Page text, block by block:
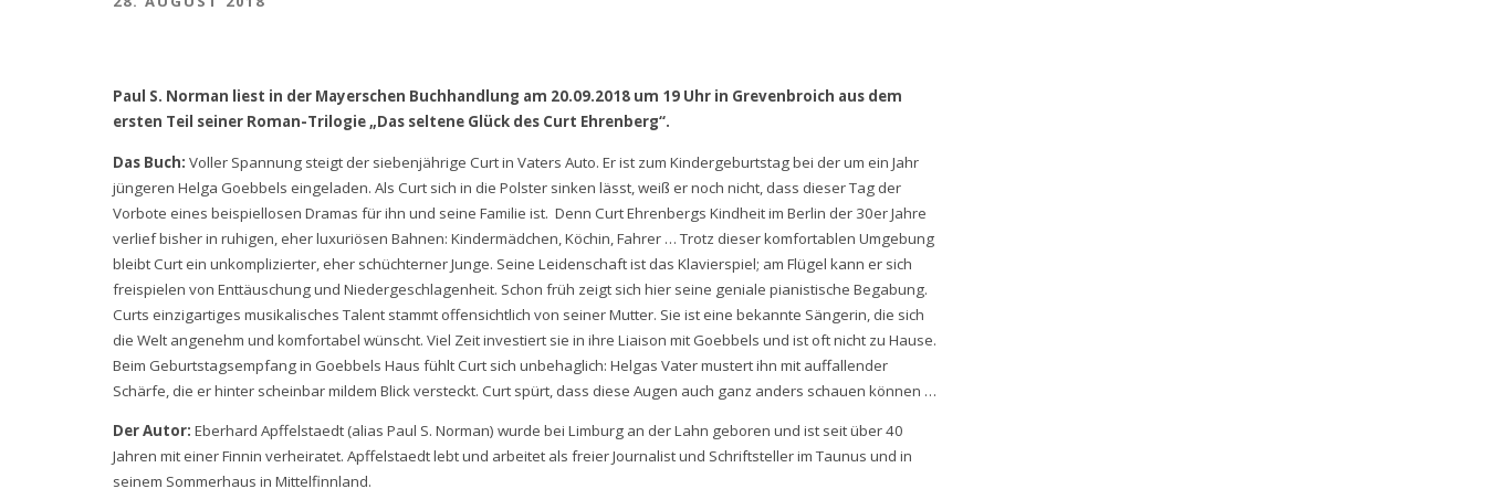
Paul S. Norman liest in der Mayerschen Buchhandlung am 20.09.2018 um 19 Uhr in Grevenbroich aus dem
ersten Teil seiner Roman-Trilogie „Das seltene Glück des Curt Ehrenberg“.
Das Buch: Voller Spannung steigt der siebenjährige Curt in Vaters Auto. Er ist zum Kindergeburtstag bei der um ein Jahr
jüngeren Helga Goebbels eingeladen. Als Curt sich in die Polster sinken lässt, weiß er noch nicht, dass dieser Tag der
Vorbote eines beispiellosen Dramas für ihn und seine Familie ist. Denn Curt Ehrenbergs Kindheit im Berlin der 30er Jahre
verlief bisher in ruhigen, eher luxuriösen Bahnen: Kindermädchen, Köchin, Fahrer … Trotz dieser komfortablen Umgebung
bleibt Curt ein unkomplizierter, eher schüchterner Junge. Seine Leidenschaft ist das Klavierspiel; am Flügel kann er sich
freispielen von Enttäuschung und Niedergeschlagenheit. Schon früh zeigt sich hier seine geniale pianistische Begabung.
Curts einzigartiges musikalisches Talent stammt offensichtlich von seiner Mutter. Sie ist eine bekannte Sängerin, die sich
die Welt angenehm und komfortabel wünscht. Viel Zeit investiert sie in ihre Liaison mit Goebbels und ist oft nicht zu Hause.
Beim Geburtstagsempfang in Goebbels Haus fühlt Curt sich unbehaglich: Helgas Vater mustert ihn mit auffallender
Schärfe, die er hinter scheinbar mildem Blick versteckt. Curt spürt, dass diese Augen auch ganz anders schauen können …
Der Autor: Eberhard Apffelstaedt (alias Paul S. Norman) wurde bei Limburg an der Lahn geboren und ist seit über 40
Jahren mit einer Finnin verheiratet. Apffelstaedt lebt und arbeitet als freier Journalist und Schriftsteller im Taunus und in
seinem Sommerhaus in Mittelfinnland.